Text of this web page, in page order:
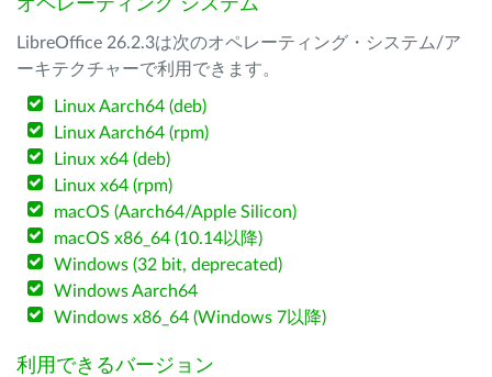
オペレーティング システム
LibreOffice 26.2.3は次のオペレーティング・システム/ア
ーキテクチャーで利用できます。
Linux Aarch64 (deb)
Linux Aarch64 (rpm)
Linux x64 (deb)
Linux x64 (rpm)
macOS (Aarch64/Apple Silicon)
macOS x86_64 (10.14以降)
Windows (32 bit, deprecated)
Windows Aarch64
Windows x86_64 (Windows 7以降)
利用できるバージョン